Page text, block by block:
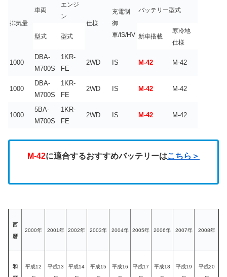
排気量
車両
エンジ
ン
仕様
充電制
御
車/IS/HV
バッテリー型式
型式 型式 新車搭載
寒冷地
仕様
1000
DBA-
M700S
1KR-
FE
2WD IS M-42 M-42
1000
DBA-
M700S
1KR-
FE
2WD IS M-42 M-42
1000
5BA-
M700S
1KR-
FE
2WD IS M-42 M-42
M-42に適合するおすすめバッテリーはこちら＞
西
暦
2000年 2001年 2002年 2003年 2004年 2005年 2006年 2007年 2008年
和 平成12 平成13 平成14 平成15 平成16 平成17 平成18 平成19 平成20